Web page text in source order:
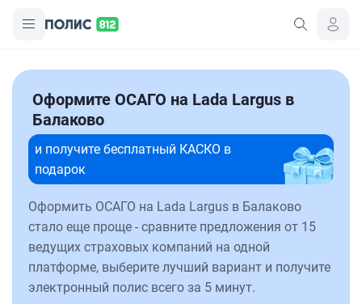
Оформите ОСАГО на Lada Largus в
Балаково
и получите бесплатный КАСКО в
подарок
Оформить ОСАГО на Lada Largus в Балаково
стало еще проще - сравните предложения от 15
ведущих страховых компаний на одной
платформе, выберите лучший вариант и получите
электронный полис всего за 5 минут.